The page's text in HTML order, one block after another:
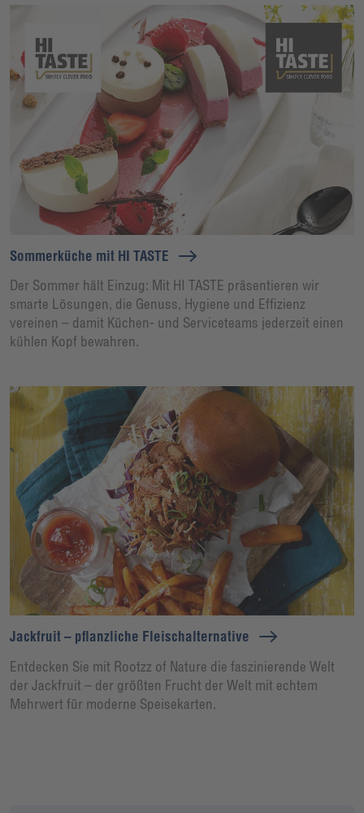
Sommerküche mit HI TASTE
Der Sommer hält Einzug: Mit HI TASTE präsentieren wir
smarte Lösungen, die Genuss, Hygiene und Effizienz
vereinen – damit Küchen- und Serviceteams jederzeit einen
kühlen Kopf bewahren.
Jackfruit – pflanzliche Fleischalternative
Entdecken Sie mit Rootzz of Nature die faszinierende Welt
der Jackfruit – der größten Frucht der Welt mit echtem
Mehrwert für moderne Speisekarten.